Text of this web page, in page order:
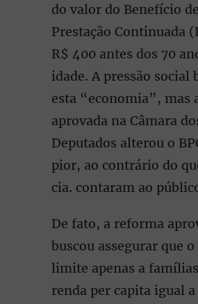
do valor do Benefício de
Prestação Continuada
R$ 400 antes dos 70
idade. A pressão social
esta “economia”, mas
aprovada na Câmara
Deputados alterou o
pior, ao contrário do
cia. contaram ao
De fato, a reforma
buscou assegurar que o
limite apenas a
renda per capita igual